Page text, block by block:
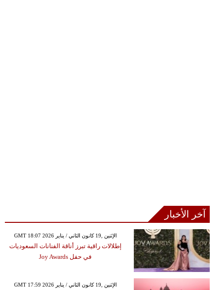
آخر الأخبار
GMT 18:07 2026 الإثنين ,19 كانون الثاني / يناير
إطلالات راقية تبرز أناقة الفنانات السعوديات
في حفل Joy Awards
GMT 17:59 2026 الإثنين ,19 كانون الثاني / يناير